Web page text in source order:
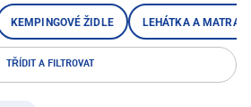
KEMPINGOVÉ ŽIDLE LEHÁTKA A
TŘÍDIT A FILTROVAT